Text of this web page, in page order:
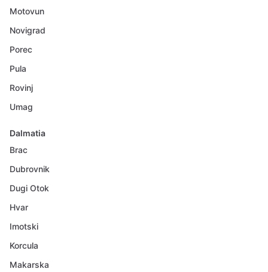
Motovun
Novigrad
Porec
Pula
Rovinj
Umag
Dalmatia
Brac
Dubrovnik
Dugi Otok
Hvar
Imotski
Korcula
Makarska